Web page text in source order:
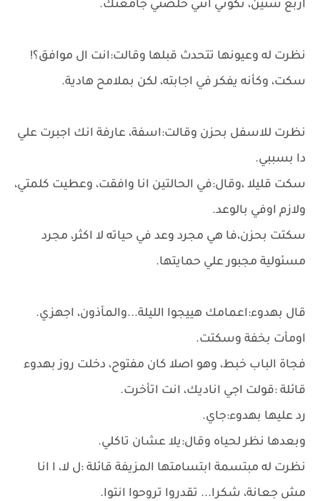
اربع سنين، تكوني انتي خلصتي جامعتك.
نظرت له وعيونها تتحدث قبلها وقالت:انت ال موافق؟!
سكت، وكأنه يفكر في اجابته، لكن بملامح هادية.
نظرت للاسفل بحزن وقالت:اسفة، عارفة انك اجبرت علي
دا بسببي.
سكت قليلا ،وقال:في الحالتين انا وافقت، وعطيت كلمتي،
ولازم اوفي بالوعد.
سكتت بحزن،فا هي مجرد وعد في حياته لا اكثر، مجرد
مسئولية مجبور علي حمايتها.
قال بهدوء:اعمامك هييجوا الليلة...والمأذون، اجهزي.
اومأت بخفة وسكتت.
فجاة الباب خبط، وهو اصلا كان مفتوح، دخلت روز بهدوء
قائلة :قولت اجي اناديك، انت اتأخرت.
رد عليها بهدوء:جاي.
وبعدها نظر لحياه وقال:يلا عشان تاكلي.
نظرت له مبتسمة ابتسامتها المزيفة قائلة :ل لا، ا انا
مش جعانة، شكرا... تقدروا تروحوا انتوا.